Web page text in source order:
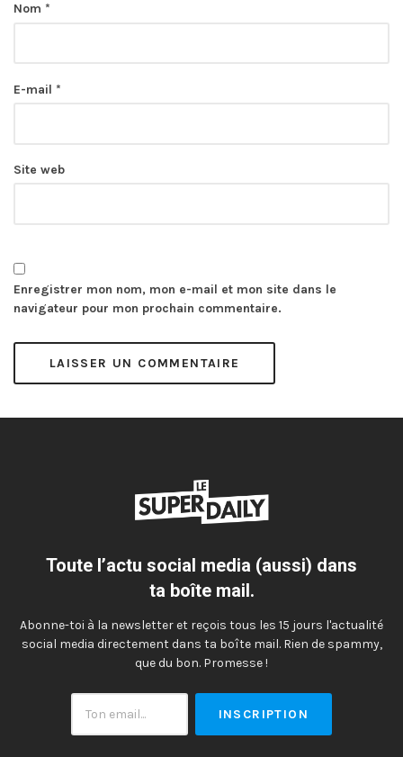
Nom *
E-mail *
Site web
Enregistrer mon nom, mon e-mail et mon site dans le
navigateur pour mon prochain commentaire.
Toute l’actu social media (aussi) dans
ta boîte mail.
Abonne-toi à la newsletter et reçois tous les 15 jours l'actualité
social media directement dans ta boîte mail. Rien de spammy,
que du bon. Promesse !